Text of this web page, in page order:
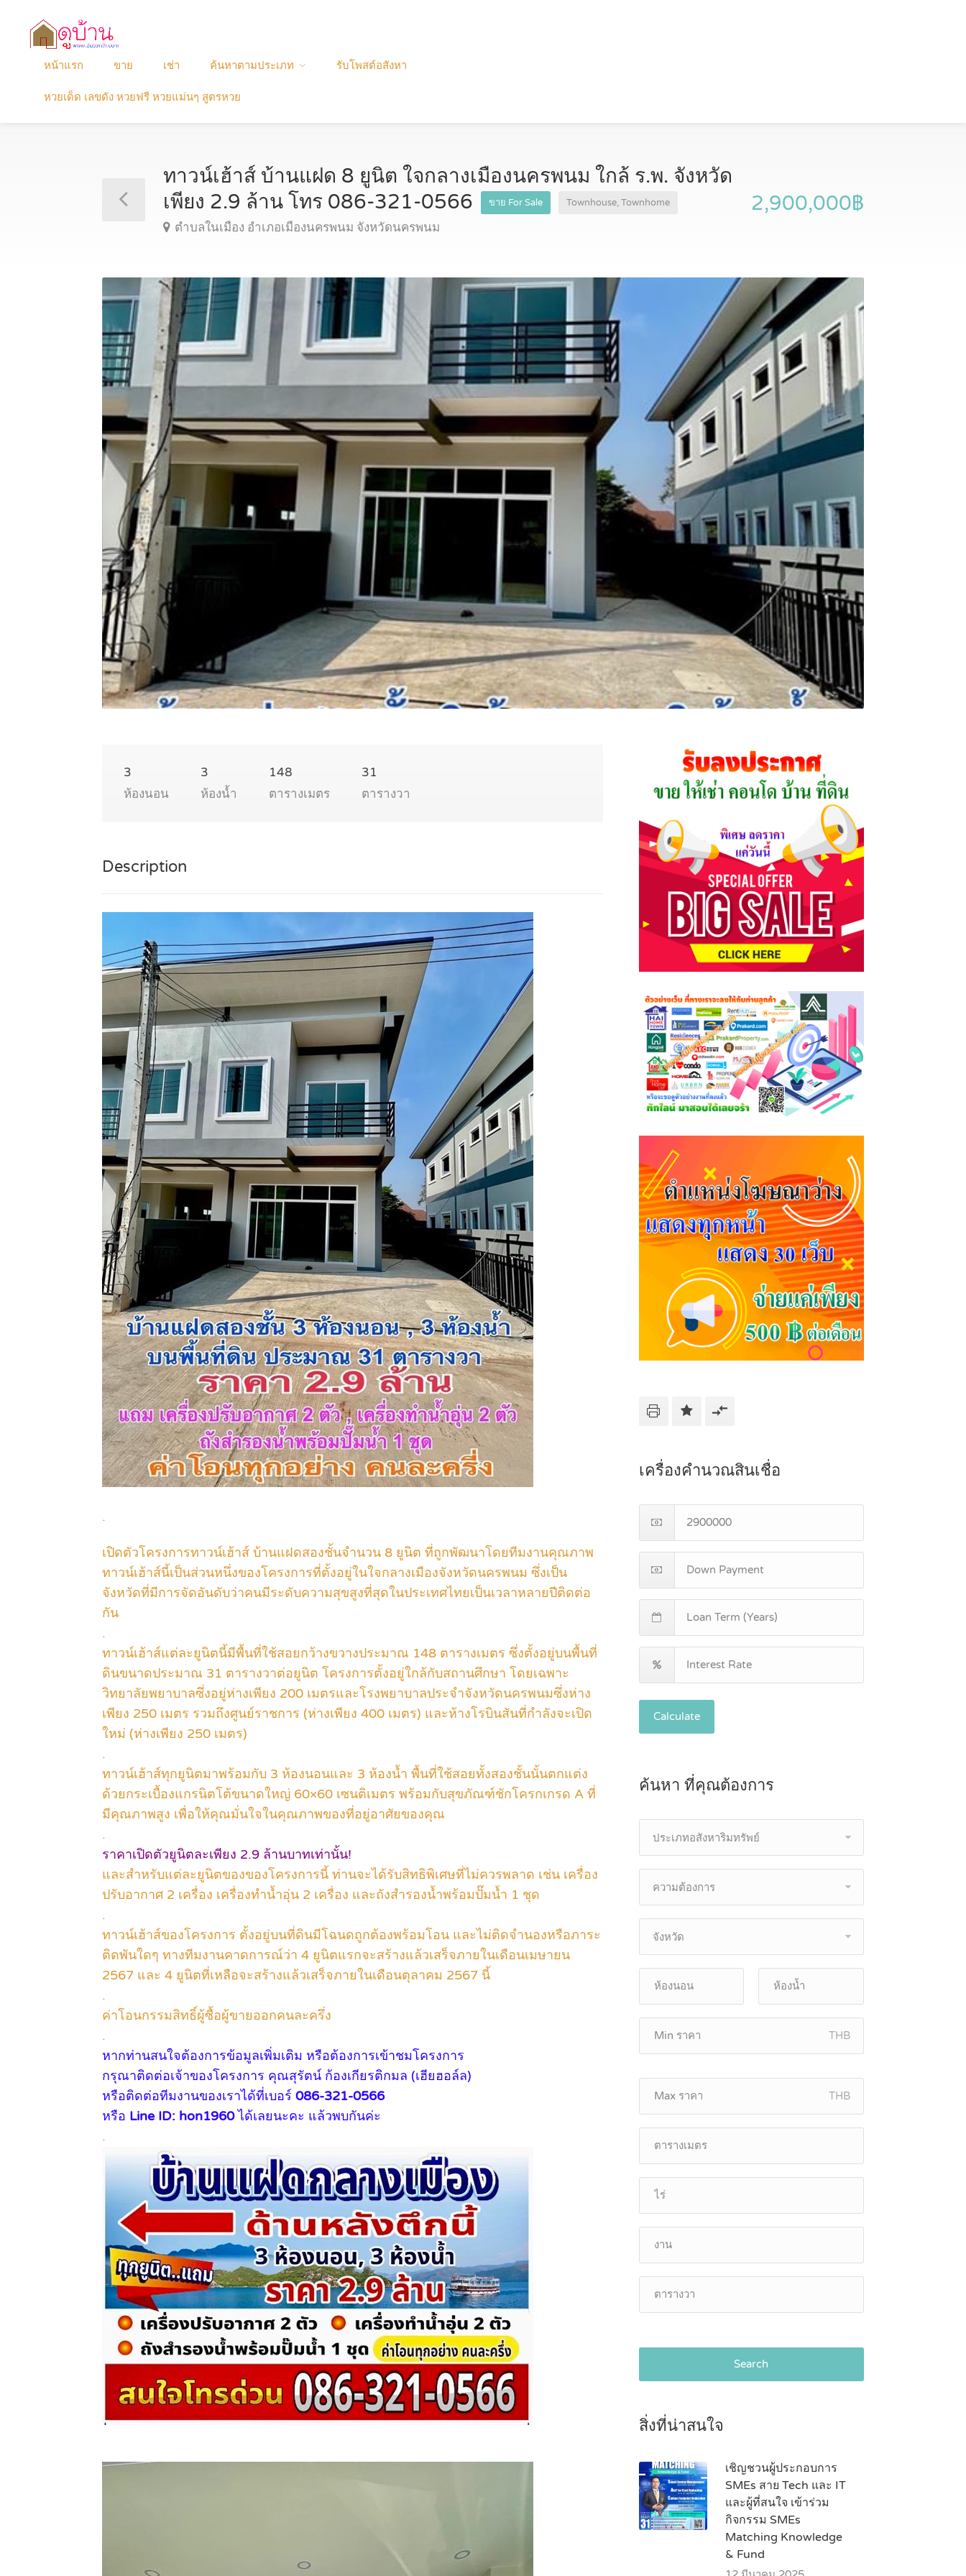
หน้าแรก ขาย เช่า ค้นหาตามประเภท รับโพสต์อสังหา
หวยเด็ด เลขดัง หวยฟรี หวยแม่นๆ สูตรหวย
ทาวน์เฮ้าส์ บ้านแฝด 8 ยูนิต ใจกลางเมืองนครพนม ใกล้ ร.พ. จังหวัด
เพียง 2.9 ล้าน โทร 086-321-0566
ขาย For Sale Townhouse, Townhome
ตำบลในเมือง อำเภอเมืองนครพนม จังหวัดนครพนม
2,900,000฿
3
ห้องนอน
3
ห้องน้ำ
148
ตารางเมตร
31
ตารางวา
Description
.
เปิดตัวโครงการทาวน์เฮ้าส์ บ้านแฝดสองชั้นจำนวน 8 ยูนิต ที่ถูกพัฒนาโดยทีมงานคุณภาพ
ทาวน์เฮ้าส์นี้เป็นส่วนหนึ่งของโครงการที่ตั้งอยู่ในใจกลางเมืองจังหวัดนครพนม ซึ่งเป็น
จังหวัดที่มีการจัดอันดับว่าคนมีระดับความสุขสูงที่สุดในประเทศไทยเป็นเวลาหลายปีติดต่อ
กัน
.
ทาวน์เฮ้าส์แต่ละยูนิตนี้มีพื้นที่ใช้สอยกว้างขวางประมาณ 148 ตารางเมตร ซึ่งตั้งอยู่บนพื้นที่
ดินขนาดประมาณ 31 ตารางวาต่อยูนิต โครงการตั้งอยู่ใกล้กับสถานศึกษา โดยเฉพาะ
วิทยาลัยพยาบาลซึ่งอยู่ห่างเพียง 200 เมตรและโรงพยาบาลประจำจังหวัดนครพนมซึ่งห่าง
เพียง 250 เมตร รวมถึงศูนย์ราชการ (ห่างเพียง 400 เมตร) และห้างโรบินสันที่กำลังจะเปิด
ใหม่ (ห่างเพียง 250 เมตร)
.
ทาวน์เฮ้าส์ทุกยูนิตมาพร้อมกับ 3 ห้องนอนและ 3 ห้องน้ำ พื้นที่ใช้สอยทั้งสองชั้นนั้นตกแต่ง
ด้วยกระเบื้องแกรนิตโต้ขนาดใหญ่ 60×60 เซนติเมตร พร้อมกับสุขภัณฑ์ชักโครกเกรด A ที่
มีคุณภาพสูง เพื่อให้คุณมั่นใจในคุณภาพของที่อยู่อาศัยของคุณ
.
ราคาเปิดตัวยูนิตละเพียง 2.9 ล้านบาทเท่านั้น!
และสำหรับแต่ละยูนิตของของโครงการนี้ ท่านจะได้รับสิทธิพิเศษที่ไม่ควรพลาด เช่น เครื่อง
ปรับอากาศ 2 เครื่อง เครื่องทำน้ำอุ่น 2 เครื่อง และถังสำรองน้ำพร้อมปั๊มน้ำ 1 ชุด
.
ทาวน์เฮ้าส์ของโครงการ ตั้งอยู่บนที่ดินมีโฉนดถูกต้องพร้อมโอน และไม่ติดจำนองหรือภาระ
ติดพันใดๆ ทางทีมงานคาดการณ์ว่า 4 ยูนิตแรกจะสร้างแล้วเสร็จภายในเดือนเมษายน
2567 และ 4 ยูนิตที่เหลือจะสร้างแล้วเสร็จภายในเดือนตุลาคม 2567 นี้
.
ค่าโอนกรรมสิทธิ์ผู้ซื้อผู้ขายออกคนละครึ่ง
.
หากท่านสนใจต้องการข้อมูลเพิ่มเติม หรือต้องการเข้าชมโครงการ
กรุณาติดต่อเจ้าของโครงการ คุณสุรัตน์ ก้องเกียรติกมล (เฮียฮอล์ล)
หรือติดต่อทีมงานของเราได้ที่เบอร์ 086-321-0566
หรือ Line ID: hon1960ได้เลยนะคะ แล้วพบกันค่ะ
.
เครื่องคำนวณสินเชื่อ
Calculate
ค้นหา ที่คุณต้องการ
ประเภทอสังหาริมทรัพย์
ความต้องการ
จังหวัด
THB
THB
Search
สิ่งที่น่าสนใจ
เชิญชวนผู้ประกอบการ
SMEs สาย Tech และ IT
และผู้ที่สนใจ เข้าร่วม
กิจกรรม SMEs
Matching Knowledge
& Fund